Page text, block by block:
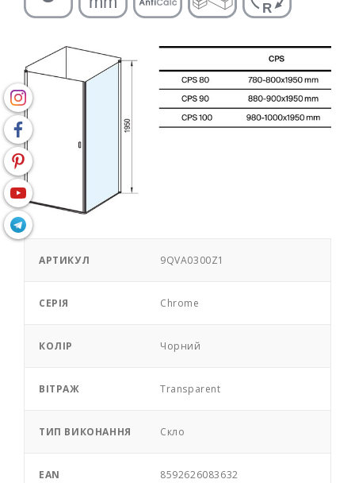
АРТИКУЛ 9QVA0300Z1
СЕРІЯ Chrome
КОЛІР Чорний
ВІТРАЖ Transparent
ТИП ВИКОНАННЯ Скло
EAN 8592626083632